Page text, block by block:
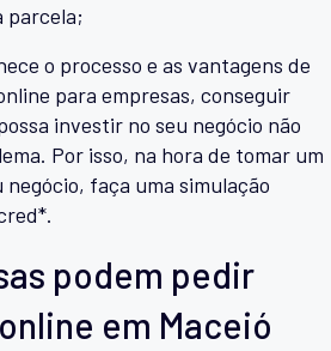
parcela;
o processo e as vantagens de
para empresas, conseguir
investir no seu negócio não
Por isso, na hora de tomar um
faça uma simulação
podem pedir
em Maceió